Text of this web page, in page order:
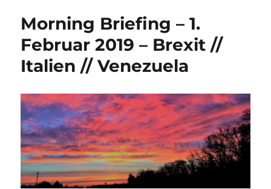
14.
Februar
2019
–
Deutsches
//
Italien
//
Venezuela
Morning Briefing – 1.
Februar 2019 – Brexit //
Italien // Venezuela